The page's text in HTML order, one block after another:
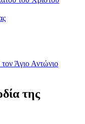
Άγιο Αντώνιο
της